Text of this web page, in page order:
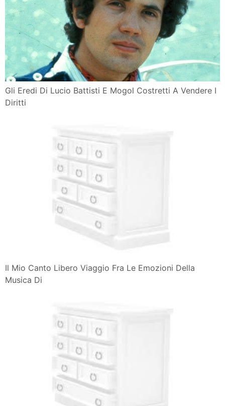
Gli Eredi Di Lucio Battisti E Mogol Costretti A Vendere I
Diritti
Il Mio Canto Libero Viaggio Fra Le Emozioni Della
Musica Di